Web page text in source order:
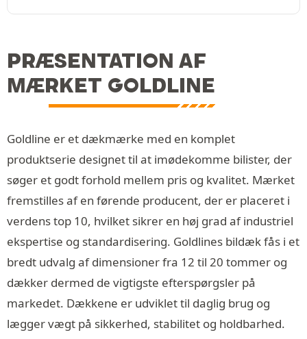
PRÆSENTATION AF
MÆRKET GOLDLINE
Goldline er et dækmærke med en komplet
produktserie designet til at imødekomme bilister, der
søger et godt forhold mellem pris og kvalitet. Mærket
fremstilles af en førende producent, der er placeret i
verdens top 10, hvilket sikrer en høj grad af industriel
ekspertise og standardisering. Goldlines bildæk fås i et
bredt udvalg af dimensioner fra 12 til 20 tommer og
dækker dermed de vigtigste efterspørgsler på
markedet. Dækkene er udviklet til daglig brug og
lægger vægt på sikkerhed, stabilitet og holdbarhed.